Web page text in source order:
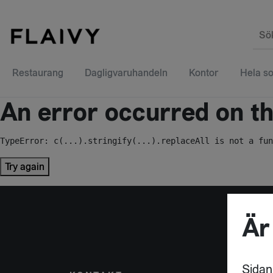
Restaurang Dagligvaruhandeln Kontor Hela
An error occurred on
TypeError: c(...).stringify(...).replaceAll is not a
Try again